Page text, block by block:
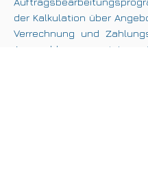
der Kalkulation über
Verrechnung und
Angeschlossen ist